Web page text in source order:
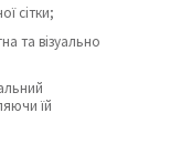
сітки;
та візуально
їй